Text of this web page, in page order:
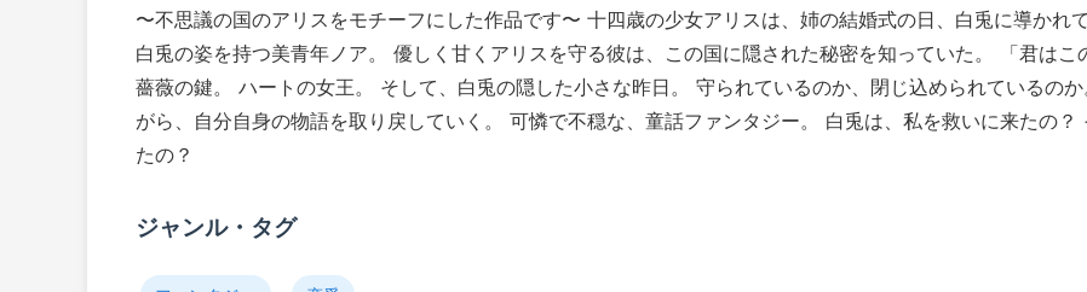
〜不思議の国のアリスをモチーフにした作品です〜 十四歳の少女アリスは、姉の結婚式の日、白兎に導かれ
白兎の姿を持つ美青年ノア。 優しく甘くアリスを守る彼は、この国に隠された秘密を知っていた。 「君はこ
薔薇の鍵。 ハートの女王。 そして、白兎の隠した小さな昨日。 守られているのか、閉じ込められているの
がら、自分自身の物語を取り戻していく。 可憐で不穏な、童話ファンタジー。 白兎は、私を救いに来たの
たの？
ジャンル・タグ